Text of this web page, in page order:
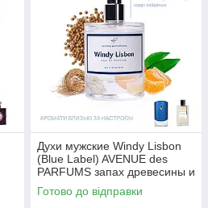
Духи мужские Windy Lisbon
(Blue Label) AVENUE des
PARFUMS запах древесины и
пряностей.
Готово до відправки